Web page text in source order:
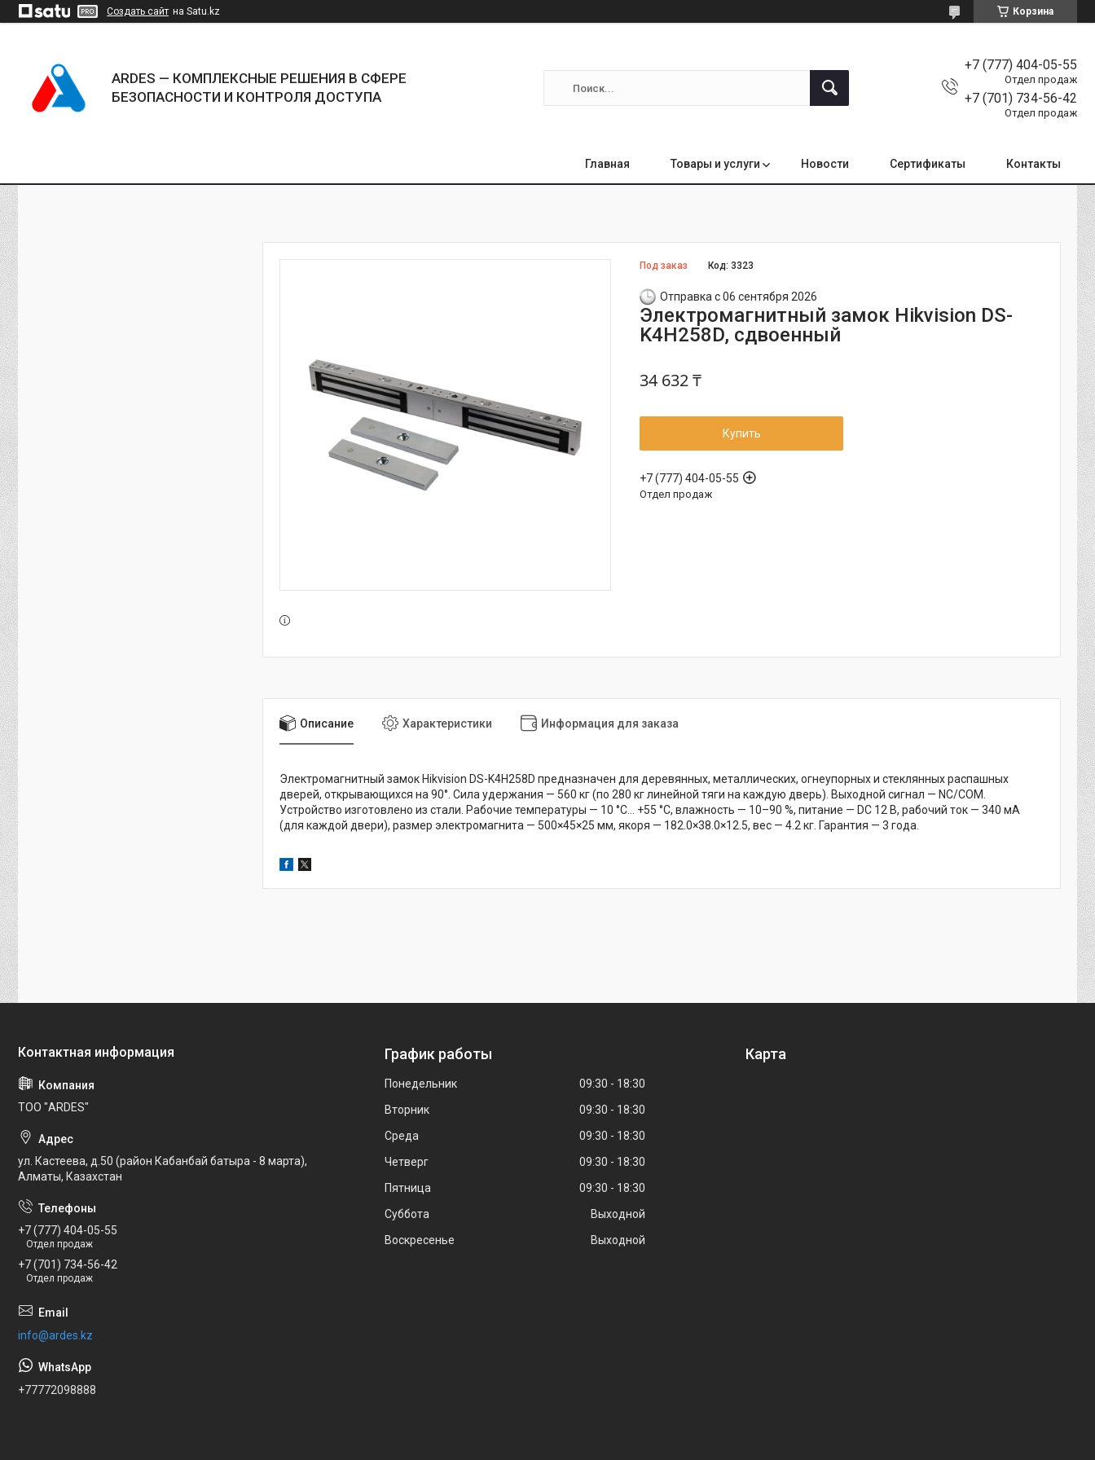
Создать сайт на Satu.kz Корзина
ARDES — КОМПЛЕКСНЫЕ РЕШЕНИЯ В СФЕРЕ
БЕЗОПАСНОСТИ И КОНТРОЛЯ ДОСТУПА
+7 (777) 404-05-55
Отдел продаж
+7 (701) 734-56-42
Отдел продаж
Главная Товары и услуги Новости Сертификаты Контакты
Под заказ Код:3323
Отправка с 06 сентября 2026
Электромагнитный замок Hikvision DS-
K4H258D, сдвоенный
34 632 ₸
Купить
+7 (777) 404-05-55
Отдел продаж
Описание Характеристики Информация для заказа
Электромагнитный замок Hikvision DS-K4H258D предназначен для деревянных, металлических, огнеупорных и стеклянных распашных
дверей, открывающихся на 90°. Сила удержания — 560 кг (по 280 кг линейной тяги на каждую дверь). Выходной сигнал — NC/COM.
Устройство изготовлено из стали. Рабочие температуры — 10 °C… +55 °C, влажность — 10–90 %, питание — DC 12 В, рабочий ток — 340 мА
(для каждой двери), размер электромагнита — 500×45×25 мм, якоря — 182.0×38.0×12.5, вес — 4.2 кг. Гарантия — 3 года.
ТОО "ARDES"
ул. Кастеева, д.50 (район Кабанбай батыра - 8 марта),
Алматы, Казахстан
+7 (777) 404-05-55
Отдел продаж
+7 (701) 734-56-42
Отдел продаж
info@ardes.kz
+77772098888
График работы
Понедельник 09:30
18:30
Вторник
09:30
18:30
Среда
09:30
18:30
Четверг
09:30
18:30
Пятница
09:30
18:30
Суббота
Выходной
Воскресенье
Выходной
Карта